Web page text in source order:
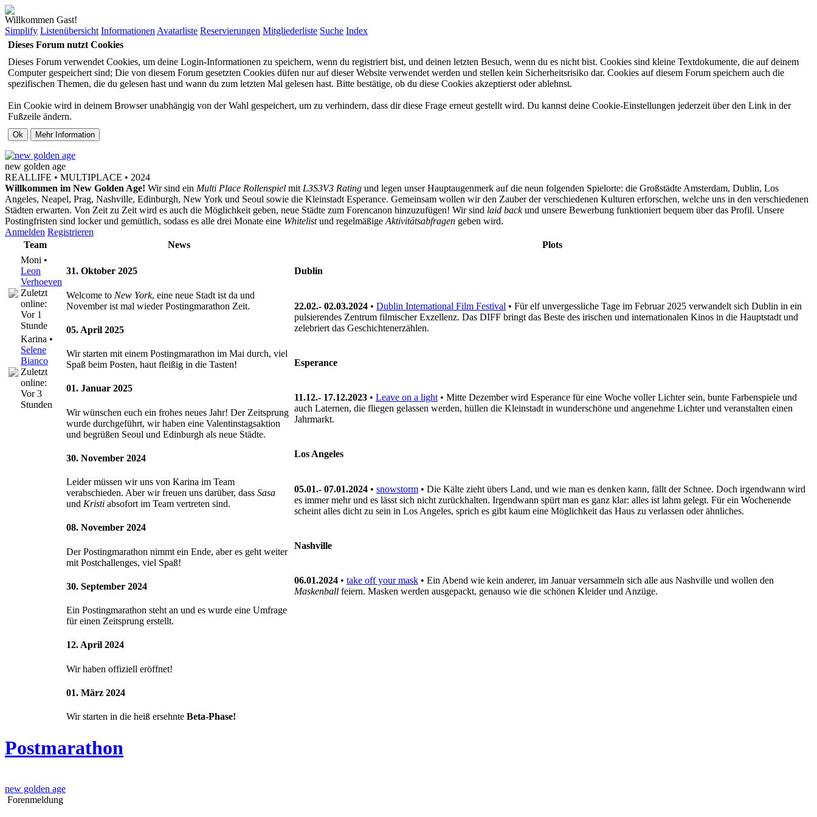
Willkommen Gast!
Simplify Listenübersicht Informationen Avatarliste Reservierungen Mitgliederliste Suche Index
Dieses Forum nutzt Cookies
Dieses Forum verwendet Cookies, um deine Login-Informationen zu speichern, wenn du registriert bist, und deinen letzten Besuch, wenn du es nicht bist. Cookies sind kleine Textdokumente, die auf deinem
Computer gespeichert sind; Die von diesem Forum gesetzten Cookies düfen nur auf dieser Website verwendet werden und stellen kein Sicherheitsrisiko dar. Cookies auf diesem Forum speichern auch die
spezifischen Themen, die du gelesen hast und wann du zum letzten Mal gelesen hast. Bitte bestätige, ob du diese Cookies akzeptierst oder ablehnst.
Ein Cookie wird in deinem Browser unabhängig von der Wahl gespeichert, um zu verhindern, dass dir diese Frage erneut gestellt wird. Du kannst deine Cookie-Einstellungen jederzeit über den Link in der
Fußzeile ändern.
new golden age
REALLIFE • MULTIPLACE • 2024
Willkommen im New Golden Age! Wir sind ein Multi Place Rollenspiel mit L3S3V3 Rating und legen unser Hauptaugenmerk auf die neun folgenden Spielorte: die Großstädte Amsterdam, Dublin, Los
Angeles, Neapel, Prag, Nashville, Edinburgh, New York und Seoul sowie die Kleinstadt Esperance. Gemeinsam wollen wir den Zauber der verschiedenen Kulturen erforschen, welche uns in den verschiedenen
Städten erwarten. Von Zeit zu Zeit wird es auch die Möglichkeit geben, neue Städte zum Forencanon hinzuzufügen! Wir sind laid backund unsere Bewerbung funktioniert bequem über das Profil. Unsere
Postingfristen sind locker und gemütlich, sodass es alle drei Monate eine Whitelistund regelmäßige Aktivitätsabfragen geben wird.
Anmelden Registrieren
Team
News
Plots
Moni •
Leon
Verhoeven
Zuletzt
online:
Vor 1
Stunde
Karina •
Selene
Bianco
Zuletzt
online:
Vor 3
Stunden
31. Oktober 2025
Welcome to New York, eine neue Stadt ist da und
November ist mal wieder Postingmarathon Zeit.
05. April 2025
Wir starten mit einem Postingmarathon im Mai durch, viel
Spaß beim Posten, haut fleißig in die Tasten!
01. Januar 2025
Wir wünschen euch ein frohes neues Jahr! Der Zeitsprung
wurde durchgeführt, wir haben eine Valentinstagsaktion
und begrüßen Seoul und Edinburgh als neue Städte.
30. November 2024
Leider müssen wir uns von Karina im Team
verabschieden. Aber wir freuen uns darüber, dass Sasa
und Kristi absofort im Team vertreten sind.
08. November 2024
Der Postingmarathon nimmt ein Ende, aber es geht weiter
mit Postchallenges, viel Spaß!
30. September 2024
Ein Postingmarathon steht an und es wurde eine Umfrage
für einen Zeitsprung erstellt.
12. April 2024
Wir haben offiziell eröffnet!
01. März 2024
Wir starten in die heiß ersehnte Beta-Phase!
Dublin
22.02.- 02.03.2024 • Dublin International Film Festival • Für elf unvergessliche Tage im Februar 2025 verwandelt sich Dublin in ein
pulsierendes Zentrum filmischer Exzellenz. Das DIFF bringt das Beste des irischen und internationalen Kinos in die Hauptstadt und
zelebriert das Geschichtenerzählen.
Esperance
11.12.- 17.12.2023 • Leave on a light • Mitte Dezember wird Esperance für eine Woche voller Lichter sein, bunte Farbenspiele und
auch Laternen, die fliegen gelassen werden, hüllen die Kleinstadt in wunderschöne und angenehme Lichter und veranstalten einen
Jahrmarkt.
Los Angeles
05.01.- 07.01.2024 • snowstorm • Die Kälte zieht übers Land, und wie man es denken kann, fällt der Schnee. Doch irgendwann wird
es immer mehr und es lässt sich nicht zurückhalten. Irgendwann spürt man es ganz klar: alles ist lahm gelegt. Für ein Wochenende
scheint alles dicht zu sein in Los Angeles, sprich es gibt kaum eine Möglichkeit das Haus zu verlassen oder ähnliches.
Nashville
06.01.2024 • take off your mask • Ein Abend wie kein anderer, im Januar versammeln sich alle aus Nashville und wollen den
Maskenball feiern. Masken werden ausgepackt, genauso wie die schönen Kleider und Anzüge.
Postmarathon
new golden age
Forenmeldung